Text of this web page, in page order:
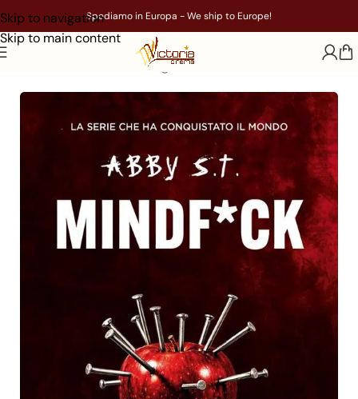
Skip to navigation
Skip to main content
Spediamo in Europa - We ship to Europe!
Young Adult